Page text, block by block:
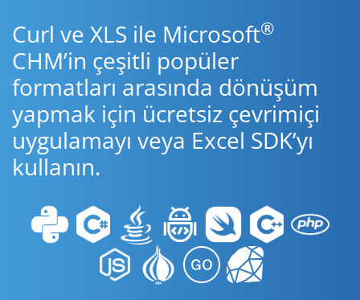
Curl ve XLS ile Microsoft®
CHM’in çeşitli popüler
formatları arasında dönüşüm
yapmak için ücretsiz çevrimiçi
uygulamayı veya Excel SDK’yı
kullanın.